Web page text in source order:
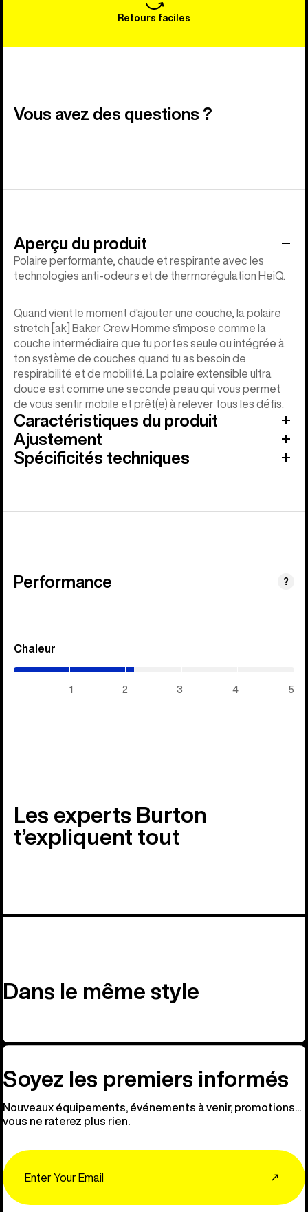
Retours faciles
Vous avez des questions ?
Aperçu du produit
Polaire performante, chaude et respirante avec les
technologies anti-odeurs et de thermorégulation HeiQ.
Quand vient le moment d'ajouter une couche, la polaire
stretch [ak] Baker Crew Homme s'impose comme la
couche intermédiaire que tu portes seule ou intégrée à
ton système de couches quand tu as besoin de
respirabilité et de mobilité. La polaire extensible ultra
douce est comme une seconde peau qui vous permet
de vous sentir mobile et prêt(e) à relever tous les défis.
Caractéristiques du produit
Ajustement
Spécificités techniques
Performance ?
Chaleur
1 2 3 4 5
Les experts Burton
t’expliquent tout
Dans le même style
Soyez les premiers informés
Nouveaux équipements, événements à venir, promotions...
vous ne raterez plus rien.
↗